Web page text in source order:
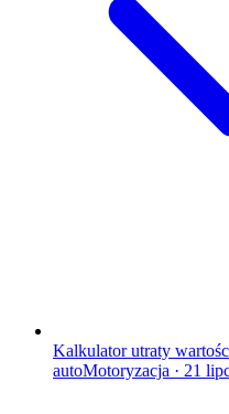
Kalkulator utraty
autoMotoryzacja · 21